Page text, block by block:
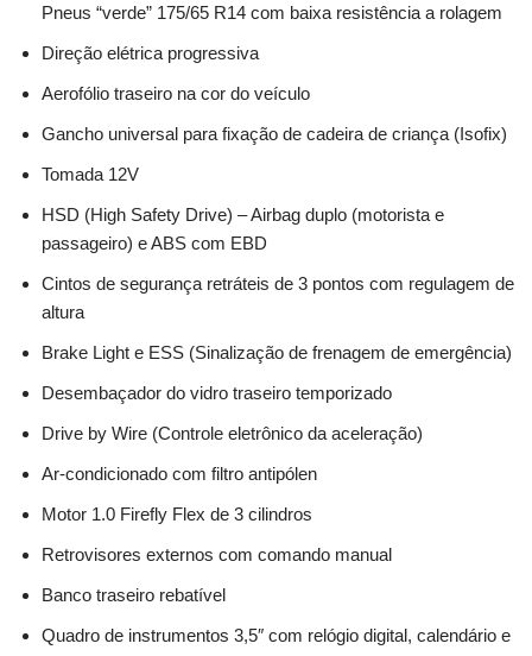
Pneus “verde” 175/65 R14 com baixa resistência a rolagem
Direção elétrica progressiva
Aerofólio traseiro na cor do veículo
Gancho universal para fixação de cadeira de criança (Isofix)
Tomada 12V
HSD (High Safety Drive) – Airbag duplo (motorista e
passageiro) e ABS com EBD
Cintos de segurança retráteis de 3 pontos com regulagem de
altura
Brake Light e ESS (Sinalização de frenagem de emergência)
Desembaçador do vidro traseiro temporizado
Drive by Wire (Controle eletrônico da aceleração)
Ar-condicionado com filtro antipólen
Motor 1.0 Firefly Flex de 3 cilindros
Retrovisores externos com comando manual
Banco traseiro rebatível
Quadro de instrumentos 3,5″ com relógio digital, calendário e